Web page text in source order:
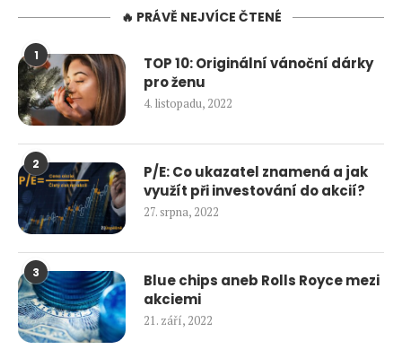
🔥 PRÁVĚ NEJVÍCE ČTENÉ
1
TOP 10: Originální vánoční dárky
pro ženu
4. listopadu, 2022
2
P/E: Co ukazatel znamená a jak
využít při investování do akcií?
27. srpna, 2022
3
Blue chips aneb Rolls Royce mezi
akciemi
21. září, 2022